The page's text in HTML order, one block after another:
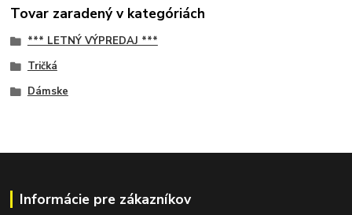
Tovar zaradený v kategóriách
*** LETNÝ VÝPREDAJ ***
Tričká
Dámske
Informácie pre zákazníkov